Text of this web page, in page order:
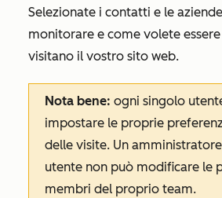
Selezionate i contatti e le
monitorare e come volete
visitano il vostro sito web.
Nota bene: ogni singolo
impostare le proprie
delle visite. Un
utente non può modificare le
membri del proprio team.